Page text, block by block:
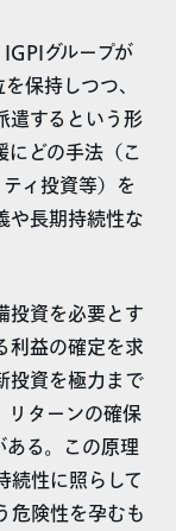
グループが
保持しつつ、
遣するという形
どの手法（こ
ィ投資等）を
や長期持続性な
投資を必要とす
利益の確定を求
投資を極力まで
リターンの確保
ある。この原理
続性に照らして
危険性を孕むも